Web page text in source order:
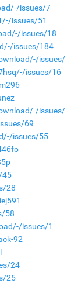
issues/7
issues/51
issues/18
issues/184
issues/
issues/16
issues/
69
issues/55
45
28
58
issues/1
92
24
25